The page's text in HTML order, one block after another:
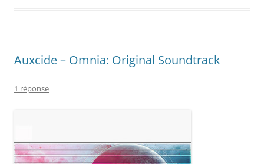
Auxcide – Omnia: Original Soundtrack
1 réponse